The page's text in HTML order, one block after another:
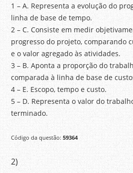
1 – A. Representa a evolução do
linha de base de tempo.
2 – C. Consiste em medir
progresso do projeto, comparando
e o valor agregado às atividades.
3 – B. Aponta a proporção do
comparada à linha de base de
4 – E. Escopo, tempo e custo.
5 – D. Representa o valor do
terminado.
Código da questão:59364
2)